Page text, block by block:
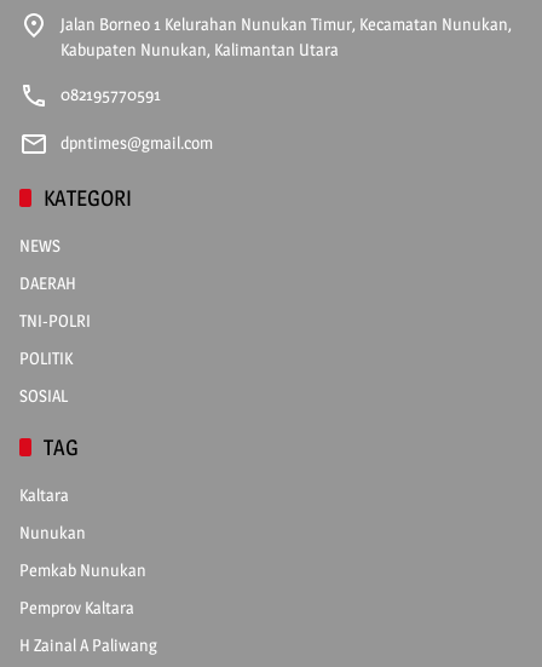
Jalan Borneo 1 Kelurahan Nunukan Timur, Kecamatan Nunukan,
Kabupaten Nunukan, Kalimantan Utara
082195770591
dpntimes@gmail.com
KATEGORI
NEWS
DAERAH
TNI-POLRI
POLITIK
SOSIAL
TAG
Kaltara
Nunukan
Pemkab Nunukan
Pemprov Kaltara
H Zainal A Paliwang